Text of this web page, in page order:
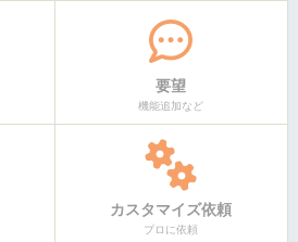
要望
機能追加など
カスタマイズ依頼
プロに依頼